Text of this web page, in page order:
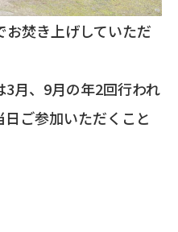
焚き上げしていただ
月、9月の年2回行われ
ご参加いただくこと